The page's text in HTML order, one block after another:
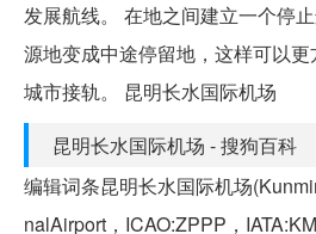
发展航线。 在地之间建立一个停
源地变成中途停留地，这样可以
城市接轨。 昆明长水国际机场
昆明长水国际机场 - 搜狗百科
编辑词条昆明长水国际机场
nalAirport，ICAO:ZPPP，